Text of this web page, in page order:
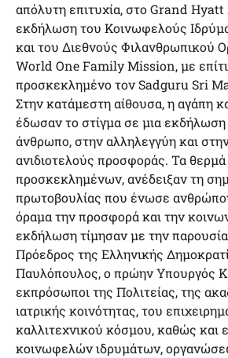
απόλυτη επιτυχία, στο Grand
εκδήλωση του Κοινωφελούς
και του Διεθνούς Φιλανθρωπικού
World One Family Mission, με
προσκεκλημένο τον Sadguru Sri
Στην κατάμεστη αίθουσα, η αγάπη
έδωσαν το στίγμα σε μια
άνθρωπο, στην αλληλεγγύη και
ανιδιοτελούς προσφοράς. Τα
προσκεκλημένων, ανέδειξαν τη
πρωτοβουλίας που ένωσε
όραμα την προσφορά και την
εκδήλωση τίμησαν με την
Πρόεδρος της Ελληνικής
Παυλόπουλος, ο πρώην Υπουργός
εκπρόσωποι της Πολιτείας, της
ιατρικής κοινότητας, του
καλλιτεχνικού κόσμου, καθώς και
κοινωφελών ιδρυμάτων,